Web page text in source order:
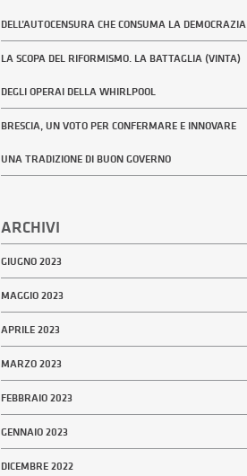
DELL’AUTOCENSURA CHE CONSUMA LA DEMOCRAZIA
LA SCOPA DEL RIFORMISMO. LA BATTAGLIA (VINTA)
DEGLI OPERAI DELLA WHIRLPOOL
BRESCIA, UN VOTO PER CONFERMARE E INNOVARE
UNA TRADIZIONE DI BUON GOVERNO
ARCHIVI
GIUGNO 2023
MAGGIO 2023
APRILE 2023
MARZO 2023
FEBBRAIO 2023
GENNAIO 2023
DICEMBRE 2022